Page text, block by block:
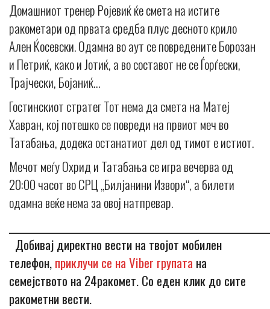
Домашниот тренер Ројевиќ ќе смета на истите
ракометари од првата средба плус десното крило
Ален Ќосевски. Одамна во аут се повредените Борозан
и Петриќ, како и Јотиќ, а во составот не се Ѓорѓески,
Трајчески, Бојаниќ…
Гостинскиот стратег Тот нема да смета на Матеј
Хавран, кој потешко се повреди на првиот меч во
Татабања, додека останатиот дел од тимот е истиот.
Мечот меѓу Охрид и Татабања се игра вечерва од
20:00 часот во СРЦ „Билјанини Извори“, а билети
одамна веќе нема за овој натпревар.
Добивај директно вести на твојот мобилен
телефон,приклучи се на Viber групата на
семејството на 24ракомет. Со еден клик до сите
ракометни вести.